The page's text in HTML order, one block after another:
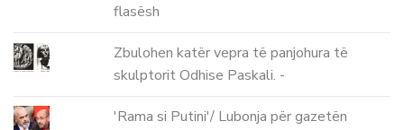
flasësh
Zbulohen katër vepra të panjohura të
skulptorit Odhise Paskali. -
'Rama si Putini'/ Lubonja për gazetën